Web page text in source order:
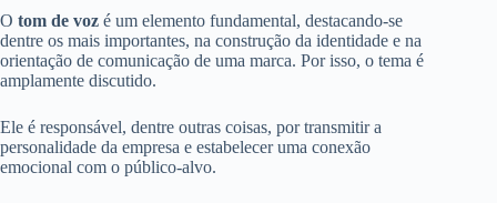
O tom de voz é um elemento fundamental, destacando-se
dentre os mais importantes, na construção da identidade e na
orientação de comunicação de uma marca. Por isso, o tema é
amplamente discutido.
Ele é responsável, dentre outras coisas, por transmitir a
personalidade da empresa e estabelecer uma conexão
emocional com o público-alvo.